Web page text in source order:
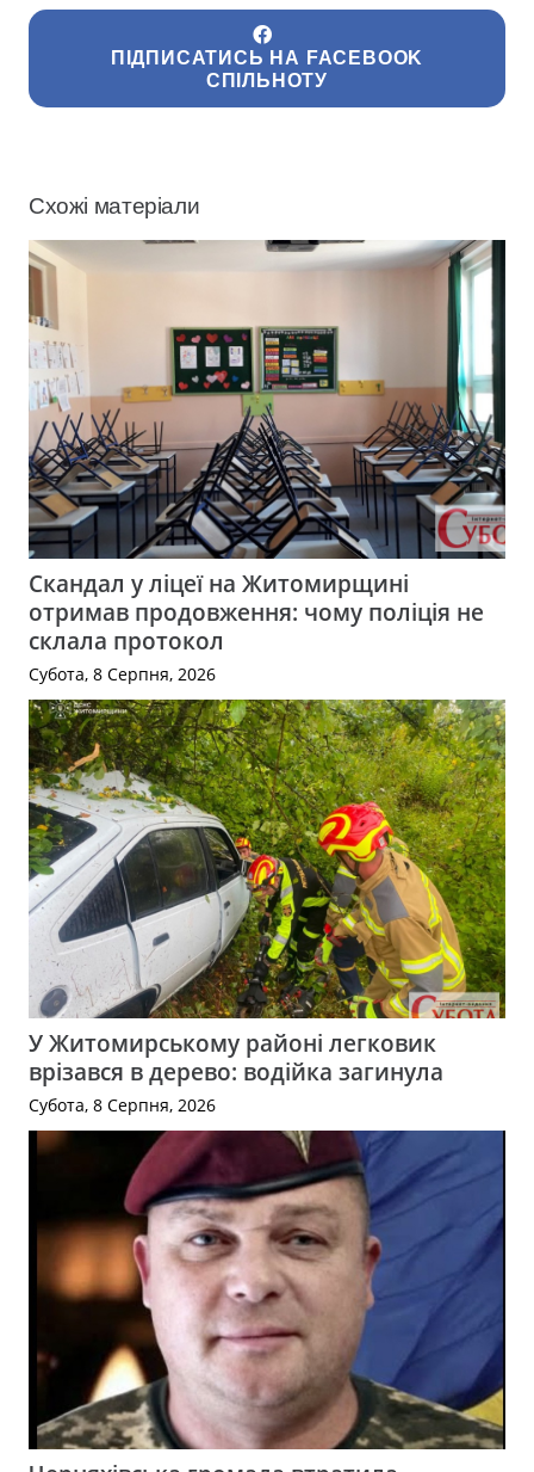
ПІДПИСАТИСЬ НА FACEBOOK
СПІЛЬНОТУ
Схожі матеріали
Скандал у ліцеї на Житомирщині
отримав продовження: чому поліція не
склала протокол
Субота, 8 Серпня, 2026
У Житомирському районі легковик
врізався в дерево: водійка загинула
Субота, 8 Серпня, 2026